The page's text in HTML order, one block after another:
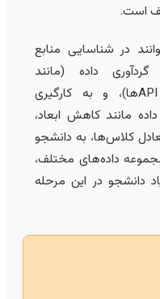
شناسایی منابع
داده (مانند
اسکریپت‌های وب‌اسکرپینگ یا APIها)، و به کارگیری
کاهش ابعاد،
به دانشجو
داده‌های مختلف،
در این مرحله